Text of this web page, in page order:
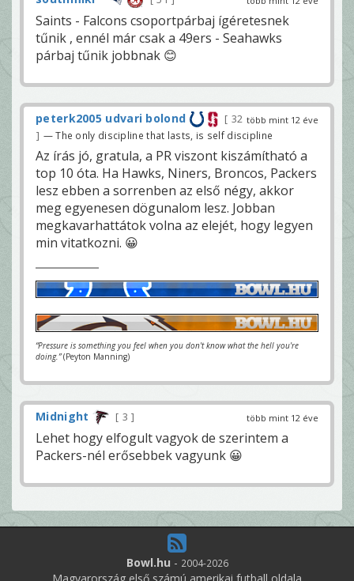
Saints - Falcons csoportpárbaj ígéretesnek
tűnik , ennél már csak a 49ers - Seahawks
párbaj tűnik jobbnak 😊
több mint 12 éve
peterk2005 udvari bolond 32
— The only discipline that lasts, is self discipline
Az írás jó, gratula, a PR viszont kiszámítható a
top 10 óta. Ha Hawks, Niners, Broncos, Packers
lesz ebben a sorrenben az első négy, akkor
meg egyenesen dögunalom lesz. Jobban
megkavarhattátok volna az elejét, hogy legyen
min vitatkozni. 😀
“Pressure is something you feel when you don't know what the hell you're
doing.”(Peyton Manning)
több mint 12 éve
Midnight 3
Lehet hogy elfogult vagyok de szerintem a
Packers-nél erősebbek vagyunk 😀
Bowl.hu - 2004-2026